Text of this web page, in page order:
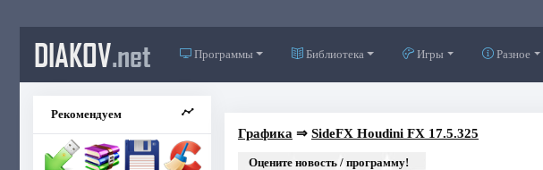
DIAKOV.net Программы Библиотека Игры Разное
Рекомендуем
Графика ⇒ SideFX Houdini FX 17.5.325
Оцените новость / программу!